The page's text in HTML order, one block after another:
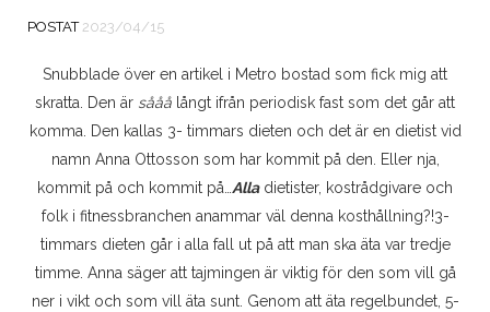
POSTAT 2023/04/15
Snubblade över en artikel i Metro bostad som fick mig att
skratta. Den är sååå långt ifrån periodisk fast som det går att
komma. Den kallas 3- timmars dieten och det är en dietist vid
namn Anna Ottosson som har kommit på den. Eller nja,
kommit på och kommit på… Alladietister, kostrådgivare och
folk i fitnessbranchen anammar väl denna kosthållning?!3-
timmars dieten går i alla fall ut på att man ska äta var tredje
timme. Anna säger att tajmingen är viktig för den som vill gå
ner i vikt och som vill äta sunt. Genom att äta regelbundet, 5-